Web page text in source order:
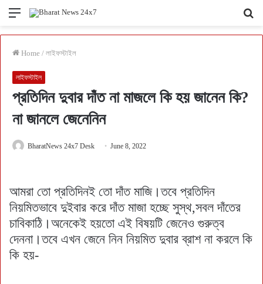
Menu
Home / লাইফস্টাইল
লাইফস্টাইল
প্রতিদিন দুবার দাঁত না মাজলে কি হয় জানেন কি?
না জানলে জেনেনিন
BharatNews 24x7 Desk June 8, 2022
আমরা তো প্রতিদিনই তো দাঁত মাজি।তবে প্রতিদিন
নিয়মিতভাবে দুইবার করে দাঁত মাজা হচ্ছে সুস্থ,সবল দাঁতের
চাবিকাঠি।অনেকেই হয়তো এই বিষয়টি জেনেও গুরুত্ব
দেননা।তবে এখন জেনে নিন নিয়মিত দুবার ব্রাশ না করলে কি
কি হয়-